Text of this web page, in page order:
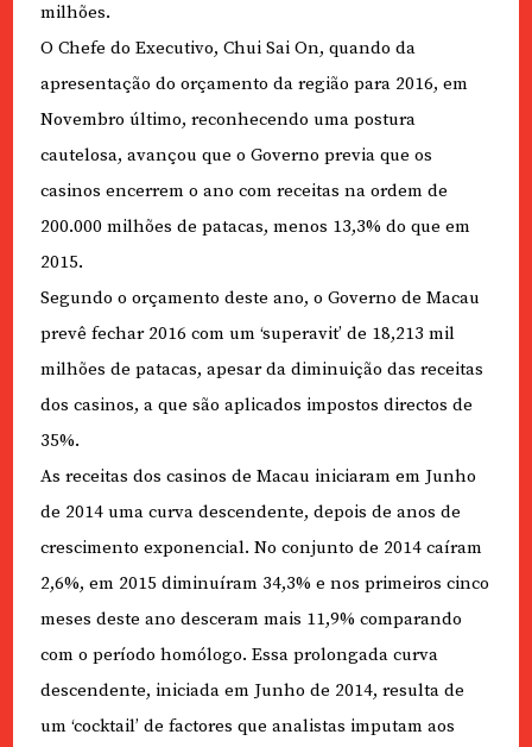
milhões.
O Chefe do Executivo, Chui Sai On, quando da
apresentação do orçamento da região para 2016, em
Novembro último, reconhecendo uma postura
cautelosa, avançou que o Governo previa que os
casinos encerrem o ano com receitas na ordem de
200.000 milhões de patacas, menos 13,3% do que em
2015.
Segundo o orçamento deste ano, o Governo de Macau
prevê fechar 2016 com um ‘superavit’ de 18,213 mil
milhões de patacas, apesar da diminuição das receitas
dos casinos, a que são aplicados impostos directos de
35%.
As receitas dos casinos de Macau iniciaram em Junho
de 2014 uma curva descendente, depois de anos de
crescimento exponencial. No conjunto de 2014 caíram
2,6%, em 2015 diminuíram 34,3% e nos primeiros cinco
meses deste ano desceram mais 11,9% comparando
com o período homólogo. Essa prolongada curva
descendente, iniciada em Junho de 2014, resulta de
um ‘cocktail’ de factores que analistas imputam aos